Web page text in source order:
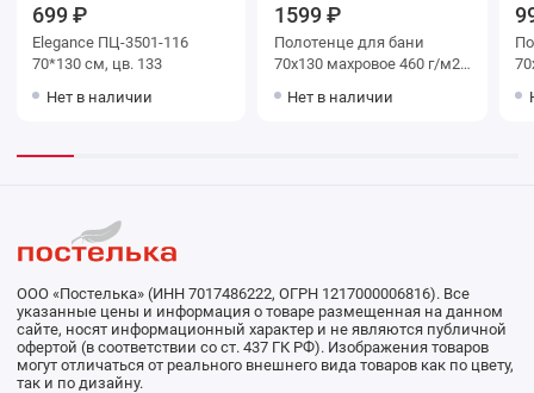
699 ₽
Elegance ПЦ-3501-116
70*130 см, цв. 133
Нет в наличии
1599 ₽
Полотенце для бани
70х130 махровое 460 г/м2
мануфактура Russian Stripe
Нет в наличии
70х130
ООО «Постелька» (ИНН 7017486222, ОГРН 1217000006816). Все
указанные цены и информация о товаре размещенная на данном
сайте, носят информационный характер и не являются публичной
офертой (в соответствии со ст. 437 ГК РФ). Изображения товаров
могут отличаться от реального внешнего вида товаров как по цвету,
так и по дизайну.